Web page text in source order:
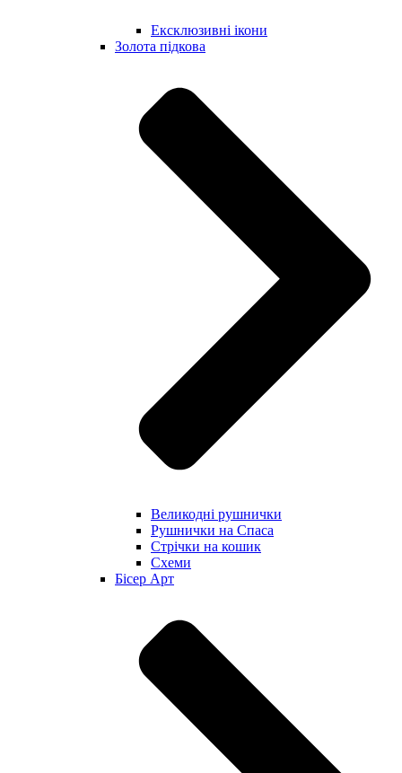
Ексклюзивні ікони
Золота підкова
Великодні рушнички
Рушнички на Спаса
Стрічки на кошик
Схеми
Бісер Арт